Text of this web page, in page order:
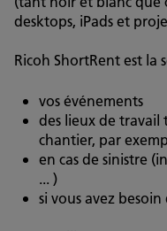
desktops, iPads et
Ricoh ShortRent est la
vos événements
des lieux de travail
chantier, par
en cas de sinistre
... )
si vous avez